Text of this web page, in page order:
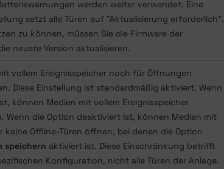
werden weiter verwendet. Eine
setzt alle Türen auf "Aktualisierung erforderlich".
zu können, müssen Sie die Firmware der
neuste Version aktualisieren.
vollem Ereignisspeicher noch für Öffnungen
Diese Einstellung ist standardmäßig aktiviert. Wenn
können Medien mit vollem Ereignisspeicher
Wenn die Option deaktiviert ist, können Medien mit
keine Offline-Türen öffnen, bei denen die Option
speichern aktiviert ist. Diese Einschränkung betrifft
Konfiguration, nicht alle Türen der Anlage.